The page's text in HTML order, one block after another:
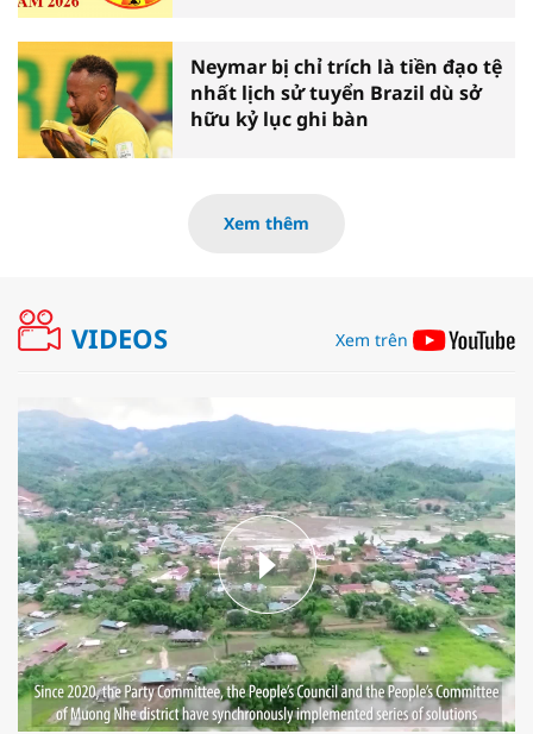
Neymar bị chỉ trích là tiền đạo tệ
nhất lịch sử tuyển Brazil dù sở
hữu kỷ lục ghi bàn
Xem thêm
VIDEOS Xem trên